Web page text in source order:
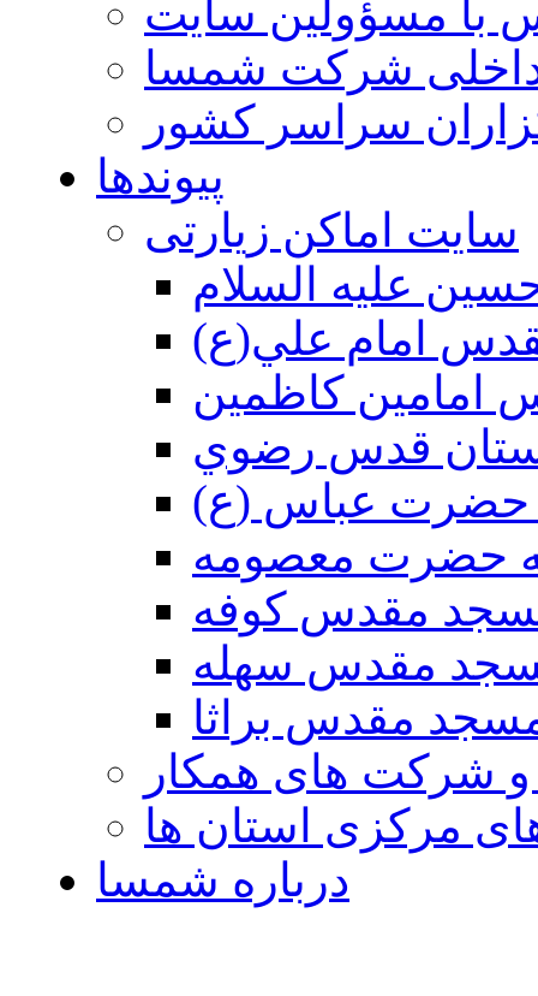
با مسؤولین سایت
شرکت شمسا
سراسر کشور
پیوندها
سایت اماکن زیارتی
عليه السلام
امام علي(ع)
امامين كاظمين
قدس رضوي
حضرت عباس (ع)
حضرت معصومه
مقدس كوفه
مقدس سهله
مقدس براثا
و شرکت های همکار
مرکزی استان ها
درباره شمسا